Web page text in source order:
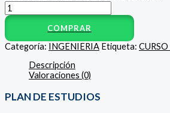
COMPRAR
Categoría: INGENIERIA Etiqueta:
Descripción
Valoraciones (0)
PLAN DE ESTUDIOS